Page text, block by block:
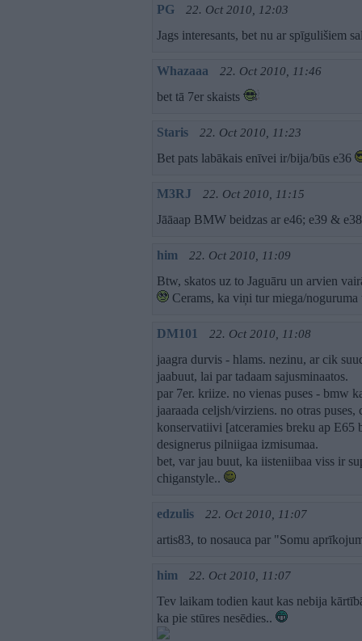
PG 22. Oct 2010, 12:03
Jags interesants, bet nu ar spīgulišiem
Whazaaa 22. Oct 2010, 11:46
bet tā 7er skaists
Staris 22. Oct 2010, 11:23
Bet pats labākais enīvei ir/bija/būs e36
M3RJ 22. Oct 2010, 11:15
Jāāaap BMW beidzas ar e46; e39 &
him 22. Oct 2010, 11:09
Btw, skatos uz to Jaguāru un arvien
Cerams, ka viņi tur miega/
DM101 22. Oct 2010, 11:08
jaagra durvis - hlams. nezinu, ar cik
jaabuut, lai par tadaam sajusminaatos.
par 7er. kriize. no vienas puses - bmw
jaaraada celjsh/virziens. no otras
konservatiivi [atceramies breku ap
designerus pilniigaa izmisumaa.
bet, var jau buut, ka iisteniibaa viss ir
chiganstyle..
edzulis 22. Oct 2010, 11:07
artis83, to nosauca par "Somu
him 22. Oct 2010, 11:07
Tev laikam todien kaut kas nebija
ka pie stūres nesēdies..